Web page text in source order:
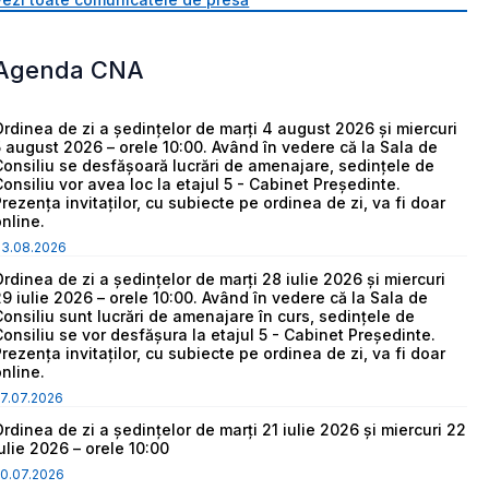
CNA
de zi a ședințelor de marți 4 august 2026 și miercuri
august 2026 – orele 10:00. Având în vedere că la Sala de
se desfășoară lucrări de amenajare, sedințele de
vor avea loc la etajul 5 - Cabinet Președinte.
invitaților, cu subiecte pe ordinea de zi, va fi doar
de zi a ședințelor de marți 28 iulie 2026 și miercuri
iulie 2026 – orele 10:00. Având în vedere că la Sala de
sunt lucrări de amenajare în curs, sedințele de
se vor desfășura la etajul 5 - Cabinet Președinte.
invitaților, cu subiecte pe ordinea de zi, va fi doar
de zi a ședințelor de marți 21 iulie 2026 și miercuri 22
2026 – orele 10:00